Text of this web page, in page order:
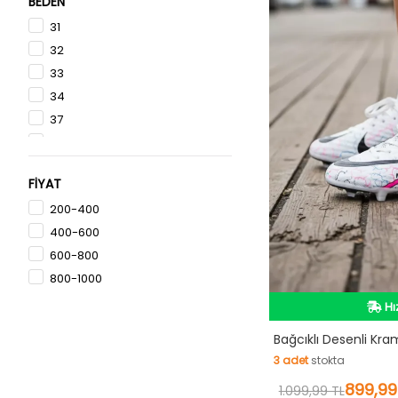
Krem
31
32
33
34
37
35
36
40
FİYAT
200-400
400-600
600-800
800-1000
Bağcıklı Desenli
3adetstokta
3 adetstokta
1.099,99 TL